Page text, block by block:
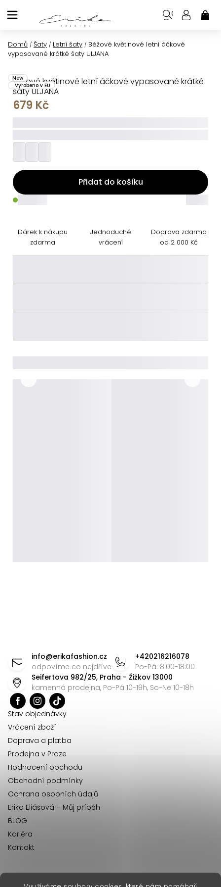
na
Domů / Šaty / Letní šaty / Béžové květinové letní áčkové
vypasované krátké šaty ULJANA
Béžové květinové letní áčkové vypasované krátké
šaty ULJANA
New
Vyrobeno v EU
679 Kč
Přidat do košíku
Dárek k nákupu
zdarma
Jednoduché
vrácení
Doprava zdarma
od 2 000 Kč
info@erikafashion.cz
odpovíme co nejdříve
+420216216078
Po-Pá: 8:00-18:00
Seifertova 982/25, Praha - Žižkov 13000
kamenná prodejna, Po-Pá 10-19h, So-Ne 10-18h
Stav objednávky
Vrácení zboží
Doprava a platba
Prodejna v Praze
Hodnocení obchodu
Obchodní podmínky
Ochrana osobních údajů
Erika Eliášová – Můj příběh
BLOG
Kariéra
Kontakt